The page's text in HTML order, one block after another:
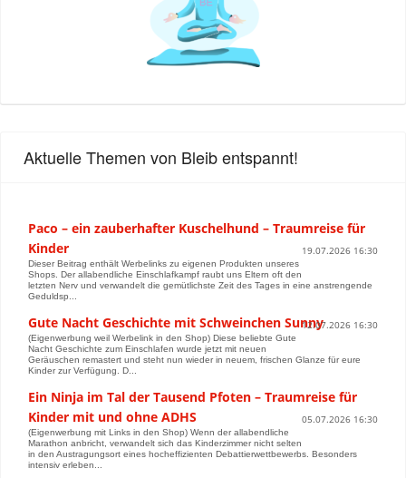
Aktuelle Themen von Bleib entspannt!
Paco – ein zauberhafter Kuschelhund – Traumreise für
Kinder
19.07.2026 16:30
Dieser Beitrag enthält Werbelinks zu eigenen Produkten unseres
Shops. Der allabendliche Einschlafkampf raubt uns Eltern oft den
letzten Nerv und verwandelt die gemütlichste Zeit des Tages in eine anstrengende
Geduldsp...
Gute Nacht Geschichte mit Schweinchen Sunny12.07.2026 16:30
(Eigenwerbung weil Werbelink in den Shop) Diese beliebte Gute
Nacht Geschichte zum Einschlafen wurde jetzt mit neuen
Geräuschen remastert und steht nun wieder in neuem, frischen Glanze für eure
Kinder zur Verfügung. D...
Ein Ninja im Tal der Tausend Pfoten – Traumreise für
Kinder mit und ohne ADHS
05.07.2026 16:30
(Eigenwerbung mit Links in den Shop) Wenn der allabendliche
Marathon anbricht, verwandelt sich das Kinderzimmer nicht selten
in den Austragungsort eines hocheffizienten Debattierwettbewerbs. Besonders
intensiv erleben...